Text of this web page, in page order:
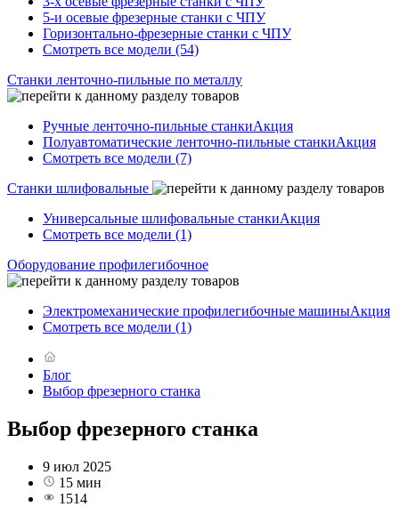
5-и осевые фрезерные станки с ЧПУ
Горизонтально-фрезерные станки с ЧПУ
Смотреть все модели (54)
Станки ленточно-пильные по металлу
Ручные ленточно-пильные станкиАкция
Полуавтоматические ленточно-пильные станкиАкция
Смотреть все модели (7)
Станки шлифовальные
Универсальные шлифовальные станкиАкция
Смотреть все модели (1)
Оборудование профилегибочное
Электромеханические профилегибочные машиныАкция
Смотреть все модели (1)
Блог
Выбор фрезерного станка
Выбор фрезерного станка
9 июл 2025
15 мин
1514